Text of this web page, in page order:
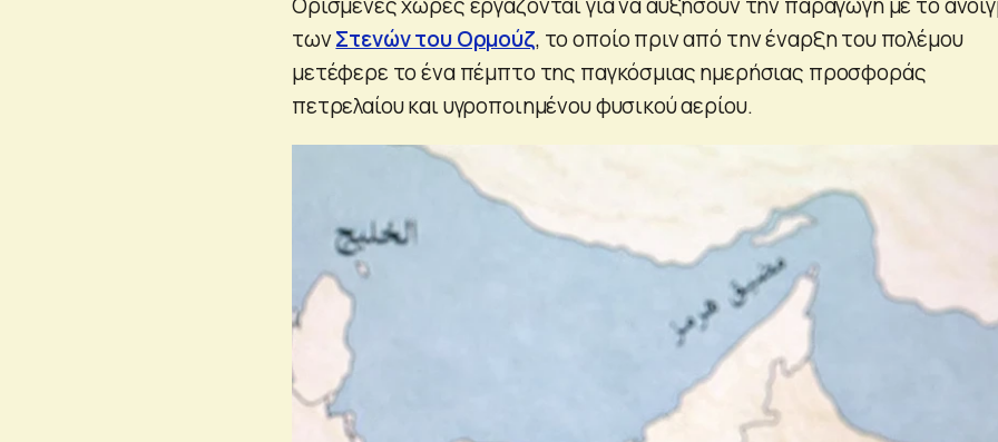
τωνΣτενών του Ορμούζ, το οποίο πριν από την έναρξη του πολέμου
μετέφερε το ένα πέμπτο της παγκόσμιας ημερήσιας προσφοράς
πετρελαίου και υγροποιημένου φυσικού αερίου.